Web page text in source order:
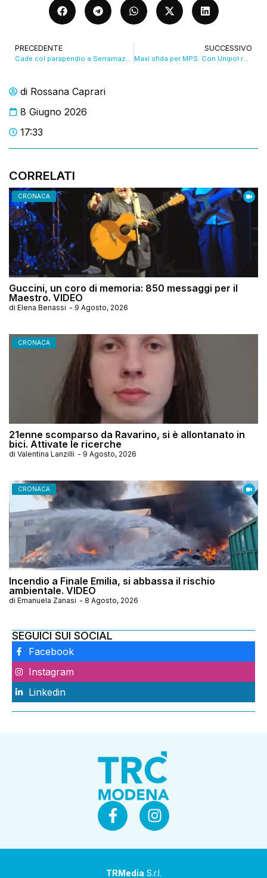
di Rossana Caprari
8 Giugno 2026
17:33
CORRELATI
CRONACA
Guccini, un coro di memoria: 850 messaggi per il
Maestro. VIDEO
di Elena Benassi - 9 Agosto, 2026
CRONACA
21enne scomparso da Ravarino, si è allontanato in
bici. Attivate le ricerche
di Valentina Lanzilli - 9 Agosto, 2026
CRONACA
Incendio a Finale Emilia, si abbassa il rischio
ambientale. VIDEO
di Emanuela Zanasi - 8 Agosto, 2026
PRECEDENTE
Cade col parapendio a Serramazzoni: salvo 62enne di Arceto
SUCCESSIVO
Maxi sfida per MPS. Con Unipol ruolo centrale per BPER
SEGUICI SUI SOCIAL
Facebook
Instagram
Linkedin
TRMedia S.r.l.